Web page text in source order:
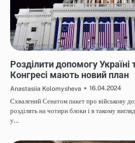
Розділити допомогу Україні
Конгресі мають новий план
Anastasiia Kolomysheva
16.04.2024
Схвалений Сенатом пакет про військову
розділять на чотири блоки і в такому
у…